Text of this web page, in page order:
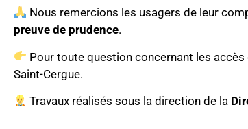
Nous remercions les usagers de leur
preuve de prudence.
Pour toute question concernant les
Saint-Cergue.
Travaux réalisés sous la direction de la